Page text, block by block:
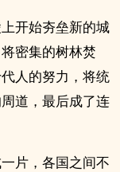
开始夯垒新的城
密集的树林焚
人的努力，将统
道，最后成了连
片，各国之间不